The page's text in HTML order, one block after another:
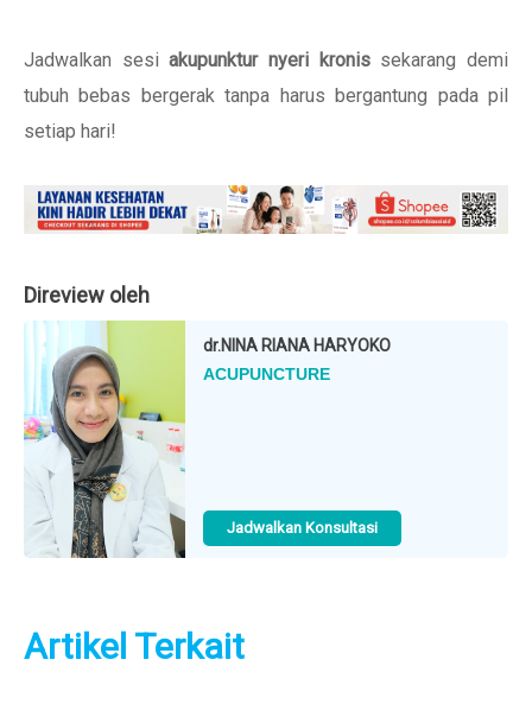
Jadwalkan sesiakupunktur nyeri kronissekarang demi
tubuh bebas bergerak tanpa harus bergantung pada pil
setiap hari!
Direview oleh
dr.NINA RIANA HARYOKO
ACUPUNCTURE
Jadwalkan Konsultasi
Artikel Terkait